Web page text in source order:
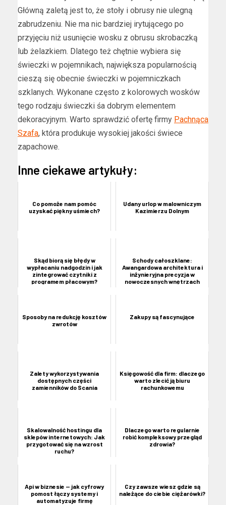
Główną zaletą jest to, że stoły i obrusy nie ulegną
zabrudzeniu. Nie ma nic bardziej irytującego po
przyjęciu niż usunięcie wosku z obrusu skrobaczką
lub żelazkiem. Dlatego też chętnie wybiera się
świeczki w pojemnikach, największa popularnością
cieszą się obecnie świeczki w pojemniczkach
szklanych. Wykonane często z kolorowych wosków
tego rodzaju świeczki śa dobrym elementem
dekoracyjnym. Warto sprawdzić ofertę firmy Pachnąca
Szafa, która produkuje wysokiej jakości świece
zapachowe.
Inne ciekawe artykuły:
Co pomoże nam pomóc
uzyskać piękny uśmiech?
Udany urlop w malowniczym
Kazimierzu Dolnym
Skąd biorą się błędy w
wypłacaniu nadgodzin i jak
zintegrować czytniki z
programem płacowym?
Schody całoszklane:
Awangardowa architektura i
inżynieryjna precyzja w
nowoczesnych wnętrzach
Sposoby na redukcję kosztów
zwrotów
Zakupy są fascynujące
Zalety wykorzystywania
dostępnych części
zamienników do Scania
Księgowość dla firm: dlaczego
warto zlecić ją biuru
rachunkowemu
Skalowalność hostingu dla
sklepów internetowych: Jak
przygotować się na wzrost
ruchu?
Dlaczego warto regularnie
robić kompleksowy przegląd
zdrowia?
Api w biznesie — jak cyfrowy
pomost łączy systemy i
automatyzuje firmę
Czy zawsze wiesz gdzie są
należące do ciebie ciężarówki?